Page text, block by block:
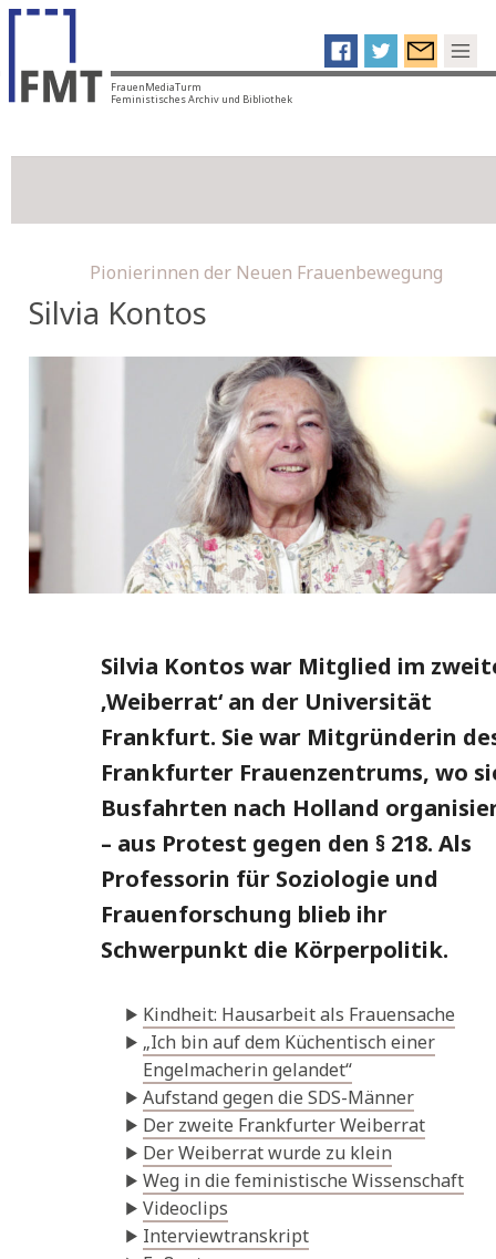
FrauenMediaTurm
Feministisches Archiv und Bibliothek
Pionierinnen der Neuen Frauenbewegung
Silvia Kontos
Silvia Kontos war Mitglied im
‚Weiberrat‘ an der Universität
Frankfurt. Sie war Mitgründerin
Frankfurter Frauenzentrums, wo
Busfahrten nach Holland
– aus Protest gegen den § 218. Als
Professorin für Soziologie und
Frauenforschung blieb ihr
Schwerpunkt die Körperpolitik.
Kindheit: Hausarbeit als Frauensache
„Ich bin auf dem Küchentisch einer
Engelmacherin gelandet“
Aufstand gegen die SDS-Männer
Der zweite Frankfurter Weiberrat
Der Weiberrat wurde zu klein
Weg in die feministische Wissenschaft
Videoclips
Interviewtranskript